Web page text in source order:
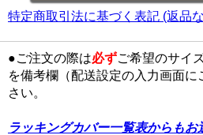
特定商取引法に基づく表記 (返品
●ご注文の際は必ずご希望のサイ
を備考欄（配送設定の入力画面
さい。
ラッキングカバー一覧表からもお